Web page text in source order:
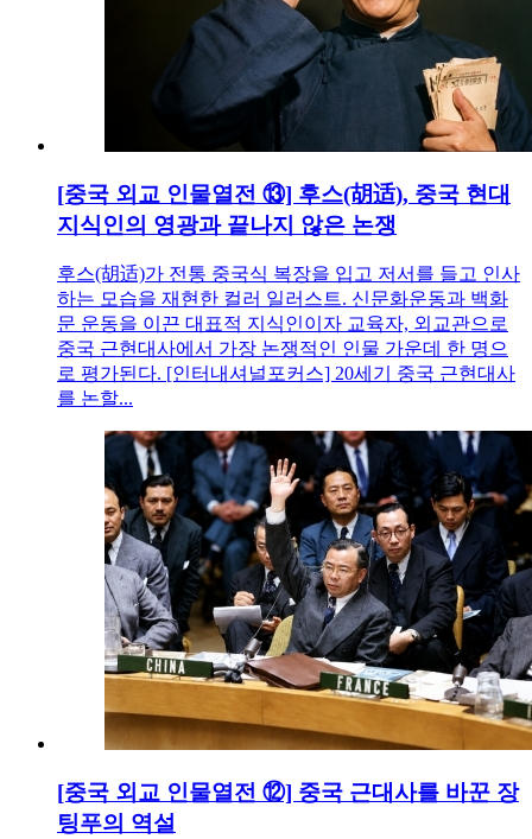
[중국 외교 인물열전 ⑬] 후스(胡适), 중국 현대
지식인의 영광과 끝나지 않은 논쟁
후스(胡适)가 전통 중국식 복장을 입고 저서를 들고 인사
하는 모습을 재현한 컬러 일러스트. 신문화운동과 백화
문 운동을 이끈 대표적 지식인이자 교육자, 외교관으로
중국 근현대사에서 가장 논쟁적인 인물 가운데 한 명으
로 평가된다. [인터내셔널포커스] 20세기 중국 근현대사
를 논할...
[중국 외교 인물열전 ⑫] 중국 근대사를 바꾼 장
팅푸의 역설